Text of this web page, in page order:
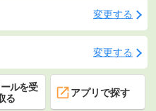
変更する
変更する
ルを受
る
アプリで探す